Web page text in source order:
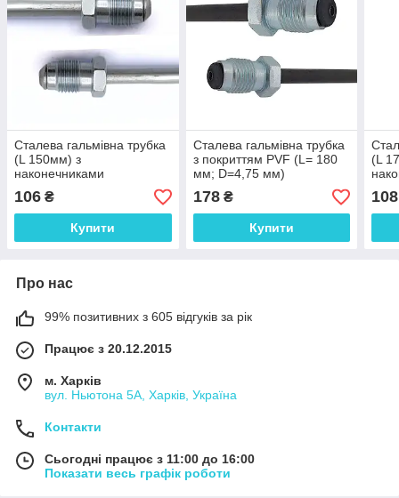
Сталева гальмівна трубка
(L 150мм) з
наконечниками
(105а/105а) - WP1001Zn
106 ₴
Купити
Сталева гальмівна трубка
з покриттям PVF (L= 180
мм; D=4,75 мм)
універсальна з
наконечниками 105а/105а
- WP1007PVF
178₴
Купити
(L
108
Про нас
99% позитивних з 605 відгуків за рік
Працює з 20.12.2015
м. Харків
вул. Ньютона 5А, Харків, Україна
Контакти
Сьогодні працює з 11:00 до 16:00
Показати весь графік роботи